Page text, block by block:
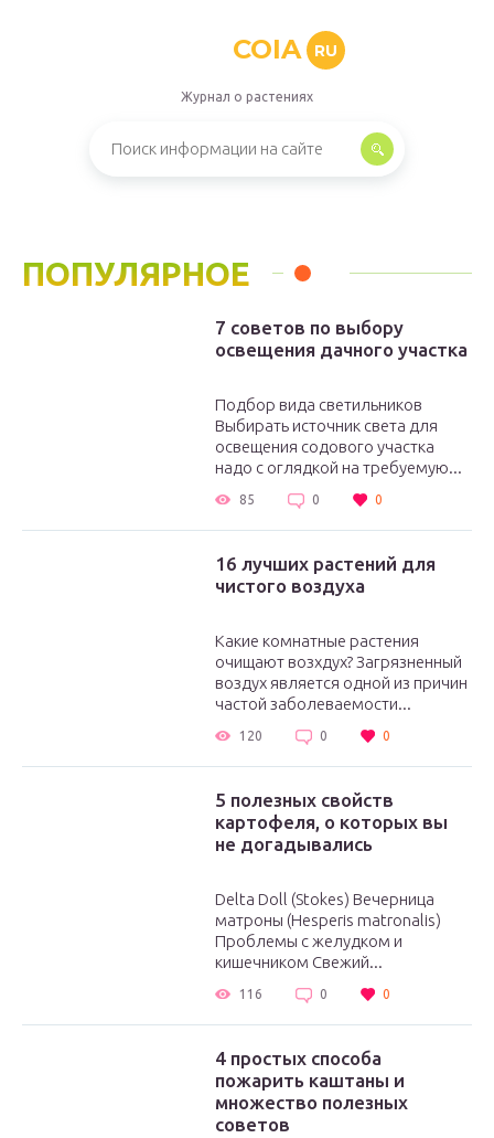
COIA RU
Журнал о растениях
ПОПУЛЯРНОЕ
7 советов по выбору
освещения дачного участка
Подбор вида светильников
Выбирать источник света для
освещения содового участка
надо с оглядкой на требуемую...
85 0 0
16 лучших растений для
чистого воздуха
Какие комнатные растения
очищают возхдух? Загрязненный
воздух является одной из причин
частой заболеваемости...
120 0 0
5 полезных свойств
картофеля, о которых вы
не догадывались
Delta Doll (Stokes) Вечерница
матроны (Hesperis matronalis)
Проблемы с желудком и
кишечником Свежий...
116 0 0
4 простых способа
пожарить каштаны и
множество полезных
советов